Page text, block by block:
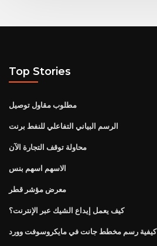
Top Stories
مطلوب مقاول توصيل
الرسم البياني التفاعلي للنفط برنت
محاولة توقف التجارة الآن
الاسهم اسهم بنس
معرض مؤشر قطر
كيف يعمل إيداع الشيك عبر الإنترنت؟
كيفية رسم مخطط جانت في مايكروسوفت وورد